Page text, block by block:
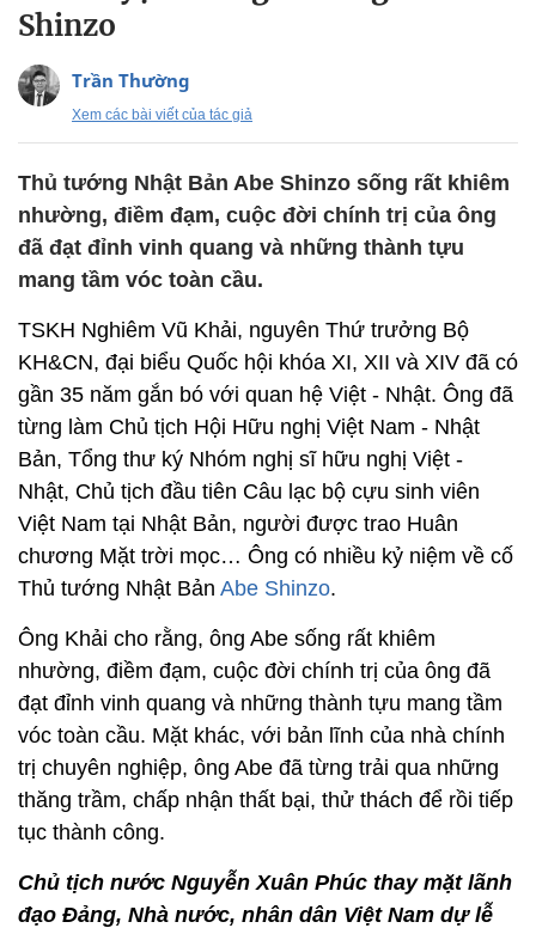
Shinzo
Trần Thường
Xem các bài viết của tác giả
Thủ tướng Nhật Bản Abe Shinzo sống rất khiêm
nhường, điềm đạm, cuộc đời chính trị của ông
đã đạt đỉnh vinh quang và những thành tựu
mang tầm vóc toàn cầu.
TSKH Nghiêm Vũ Khải, nguyên Thứ trưởng Bộ
KH&CN, đại biểu Quốc hội khóa XI, XII và XIV đã có
gần 35 năm gắn bó với quan hệ Việt - Nhật. Ông đã
từng làm Chủ tịch Hội Hữu nghị Việt Nam - Nhật
Bản, Tổng thư ký Nhóm nghị sĩ hữu nghị Việt -
Nhật, Chủ tịch đầu tiên Câu lạc bộ cựu sinh viên
Việt Nam tại Nhật Bản, người được trao Huân
chương Mặt trời mọc… Ông có nhiều kỷ niệm về cố
Thủ tướng Nhật Bản Abe Shinzo.
Ông Khải cho rằng, ông Abe sống rất khiêm
nhường, điềm đạm, cuộc đời chính trị của ông đã
đạt đỉnh vinh quang và những thành tựu mang tầm
vóc toàn cầu. Mặt khác, với bản lĩnh của nhà chính
trị chuyên nghiệp, ông Abe đã từng trải qua những
thăng trầm, chấp nhận thất bại, thử thách để rồi tiếp
tục thành công.
Chủ tịch nước Nguyễn Xuân Phúc thay mặt lãnh
đạo Đảng, Nhà nước, nhân dân Việt Nam dự lễ